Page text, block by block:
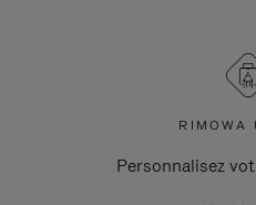
RIMOWA
Personnalisez